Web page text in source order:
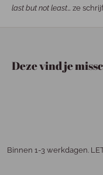
last but not least… ze
Deze vind je
Binnen 1-3 werkdagen.